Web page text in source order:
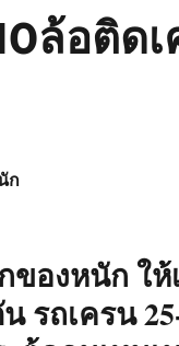
ล้อติด
ก
ของหนัก ใ
รถเครน